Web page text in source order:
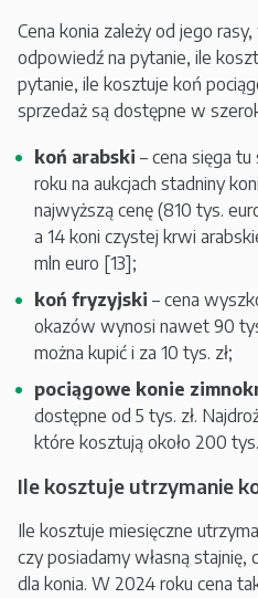
Cena konia zależy od jego
odpowiedź na pytanie, ile
pytanie, ile kosztuje koń
sprzedaż są dostępne w
koń arabski – cena sięga
roku na aukcjach stadniny
najwyższą cenę (810 tys.
a 14 koni czystej krwi
mln euro [13];
koń fryzyjski – cena
okazów wynosi nawet 90
można kupić i za 10 tys. zł;
pociągowe konie
dostępne od 5 tys. zł.
które kosztują około 200 tys.
Ile kosztuje utrzymanie
Ile kosztuje miesięczne
czy posiadamy własną
dla konia. W 2024 roku cena